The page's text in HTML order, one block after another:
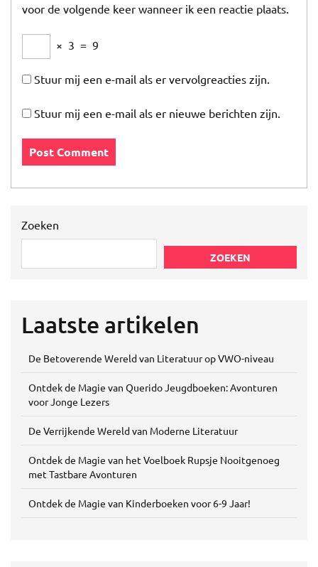
voor de volgende keer wanneer ik een reactie plaats.
× 3 = 9
Stuur mij een e-mail als er vervolgreacties zijn.
Stuur mij een e-mail als er nieuwe berichten zijn.
Zoeken
ZOEKEN
Laatste artikelen
De Betoverende Wereld van Literatuur op VWO-niveau
Ontdek de Magie van Querido Jeugdboeken: Avonturen
voor Jonge Lezers
De Verrijkende Wereld van Moderne Literatuur
Ontdek de Magie van het Voelboek Rupsje Nooitgenoeg
met Tastbare Avonturen
Ontdek de Magie van Kinderboeken voor 6-9 Jaar!